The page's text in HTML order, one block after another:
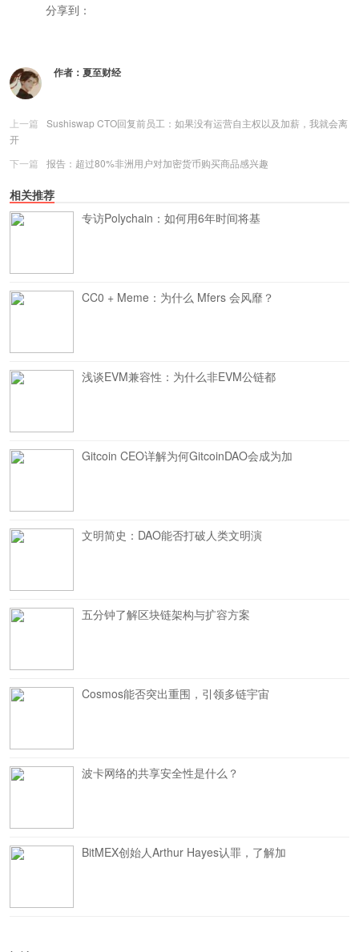
分享到：
作者： 夏至财经
上一篇
Sushiswap CTO回复前员工：如果没有运营自主权以及加薪，我就会离
开
下一篇
报告：超过80%非洲用户对加密货币购买商品感兴趣
相关推荐
专访Polychain：如何用6年时间将基
CC0 + Meme：为什么 Mfers 会风靡？
浅谈EVM兼容性：为什么非EVM公链都
Gitcoin CEO详解为何GitcoinDAO会成为加
文明简史：DAO能否打破人类文明演
五分钟了解区块链架构与扩容方案
Cosmos能否突出重围，引领多链宇宙
波卡网络的共享安全性是什么？
BitMEX创始人Arthur Hayes认罪，了解加